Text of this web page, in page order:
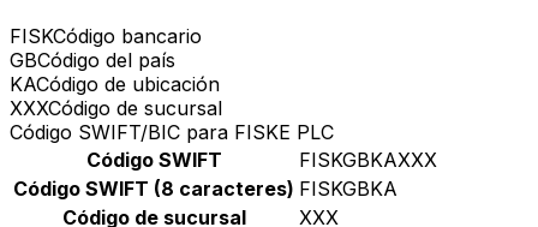
FISKCódigo bancario
GBCódigo del país
KACódigo de ubicación
XXXCódigo de sucursal
Código SWIFT/BIC para FISKE PLC
Código SWIFT
FISKGBKAXXX
Código SWIFT (8 caracteres) FISKGBKA
Código de sucursal
XXX